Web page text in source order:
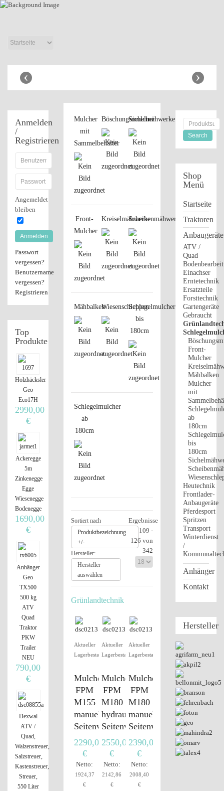
Anhänger Shop
›
‹
Mulcher
mit
Sammelbehälter
Böschungsmulcher
Sichelmähwerke
Front-
Mulcher
KreiselmähwerkeScheibenmähwerke
MähbalkenWiesenschleppenSchlegelmulcher
bis
180cm
Schlegelmulcher
ab
180cm
Sortiert nach
Produktbezeichnung
+/-
Hersteller:
Hersteller
auswählen
Ergebnisse
109 -
126 von
342
Grünlandtechnik
Aktueller
Lagerbestand
Mulcher
FPM
M155
manuelle
Seitenverstellung
2290,00
€
Netto:
1924,37
€
Aktueller
Lagerbestand
Mulcher
FPM
M180
hydraulische
Seitenverstellung
2550,00
€
Netto:
2142,86
€
Aktueller
Lagerbestand
Mulcher
FPM
M180
manuelle
Seitenverstellung
2390,00
€
Netto:
2008,40
€
Anmelden
/
Registrieren
Angemeldet
bleiben
Anmelden
Passwort
vergessen?
Benutzername
vergessen?
Registrieren
Top
Produkte
Holzhäcksler
Geo
Eco17H
2990,00
€
Ackeregge
5m
Zinkenegge
Egge
Wiesenegge
Bodenegge
1690,00
€
Anhänger
Geo
TX500
500 kg
ATV
Quad
Traktor
PKW
Trailer
NEU
790,00
€
Dexwal
ATV /
Quad,
Walzenstreuer,
Salzstreuer,
Kastenstreuer,
Streuer,
550 Liter
Shop
Menü
Startseite
Traktoren
Anbaugeräte
ATV /
Quad
Einachser
Erntetechnik
Ersatzteile
Forsttechnik
Gartengeräte
Gebraucht
Front-
Mulcher
Mähbalken
Mulcher
mit
ab
180cm
bis
180cm
Heutechnik
Frontlader-
Anbaugeräte
Pferdesport
Spritzen
Transport
Winterdienst
/
Anhänger
Kontakt
Hersteller